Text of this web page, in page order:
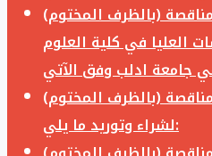
(بالظرف المختوم)
العليا في كلية العلوم
(بالظرف المختوم)
لشراء وتوريد ما يلي: